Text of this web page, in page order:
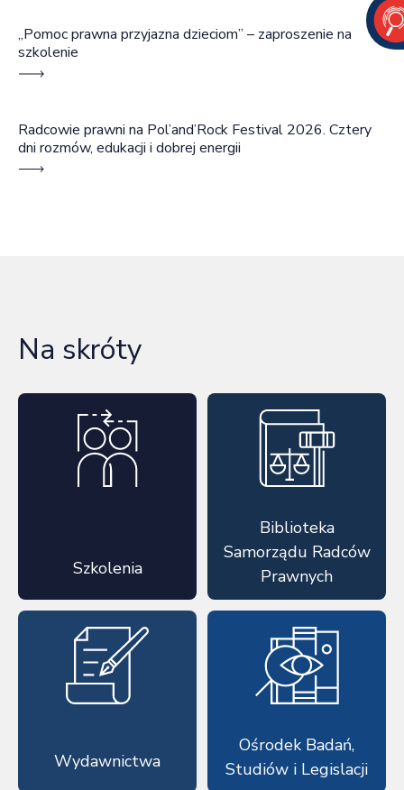
„Pomoc prawna przyjazna dzieciom” – zaproszenie na
szkolenie
Radcowie prawni na Pol’and’Rock Festival 2026. Cztery
dni rozmów, edukacji i dobrej energii
Na skróty
Szkolenia
Biblioteka
Samorządu Radców
Prawnych
Wydawnictwa
Ośrodek Badań,
Studiów i Legislacji